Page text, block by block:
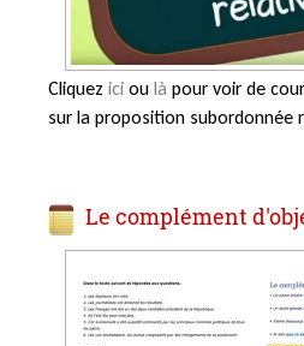
Cliquez ici ou là pour voir de
sur la proposition subordonnée
Le complément